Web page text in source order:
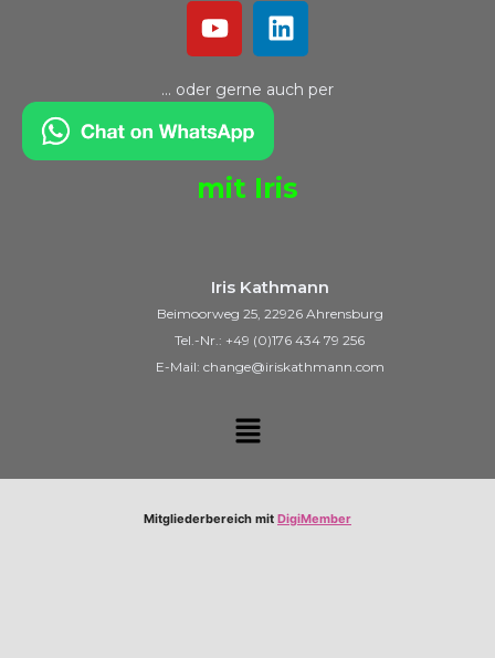
… oder gerne auch per
mit Iris
Iris Kathmann
Beimoorweg 25, 22926 Ahrensburg
Tel.-Nr.: +49 (0)176 434 79 256
E-Mail: change@iriskathmann.com
Mitgliederbereich mit DigiMember